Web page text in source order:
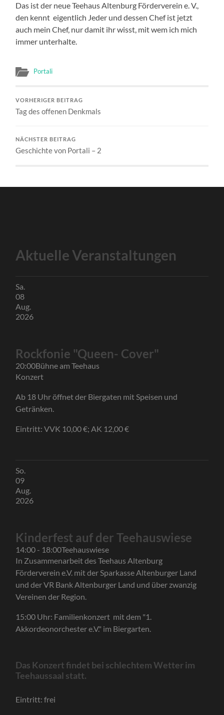
Das ist der neue Teehaus Altenburg Förderverein e. V.,
den kennt eigentlich Jeder und dessen Chef ist jetzt
auch mein Chef, nur damit ihr wisst, mit wem ich mich
immer unterhalte.
Portali
VORHERIGER BEITRAG
Tag des offenen Denkmals
NÄCHSTER BEITRAG
Geschichte von Portali – 2
Aktuelle Veranstaltungen
Sa.
08
Aug.
2026
Rockfonie "Queen- Cover"
20:00Bühne am Teehaus
Konzert
Ab 18 Uhr öffnet der Biergaten mit Speisen und
Getränken.
Eintritt: VVK 10,00 €; AK 12,00 €
So.
09
Aug.
2026
Kinderfest auf der Teehauswiese
14:00 - 18:00Teehauswiese
In Zusammenarbeit des Teehaus Altenburg
Förderverein e.V. mit der Sparkasse Altenburger Land
und der VR Bank Altenburger Land und über zwanzig
Vereinen der Region.
15:00 Uhr: Familienkonzert mit dem "1.
Akkordeonorchester e.V." im Biergarten.
Das Konzert findet bei schlechtem Wetter im
Teehaussaal statt.
Eintritt: frei